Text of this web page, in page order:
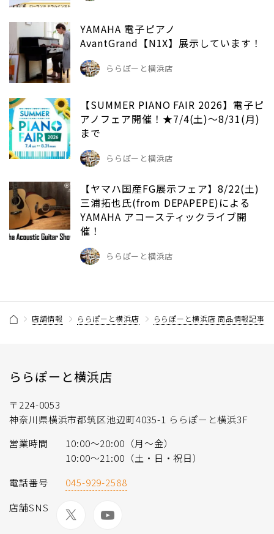
YAMAHA 電子ピアノ
AvantGrand【N1X】展示しています！
ららぽーと横浜店
【SUMMER PIANO FAIR 2026】電子ピ
アノフェア開催！★7/4(土)～8/31(月)
まで
ららぽーと横浜店
【ヤマハ国産FG展示フェア】8/22(土)
三浦拓也氏(from DEPAPEPE)による
YAMAHA アコースティックライブ開
催！
ららぽーと横浜店
店舗情報 ららぽーと横浜店 ららぽーと横浜店 商品情報記事
ららぽーと横浜店
〒224-0053
神奈川県横浜市都筑区池辺町4035-1 ららぽーと横浜3F
営業時間
10:00〜20:00（月〜金）
10:00～21:00（土・日・祝日）
電話番号
045-929-2588
店舗SNS